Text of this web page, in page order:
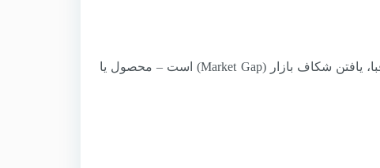
تحلیل رقبا یک فرآیند مستمر است. مهم‌تر از شناسایی نقاط ضعف رقبا، یافتن شکاف بازار (Market Gap) است – محصول یا